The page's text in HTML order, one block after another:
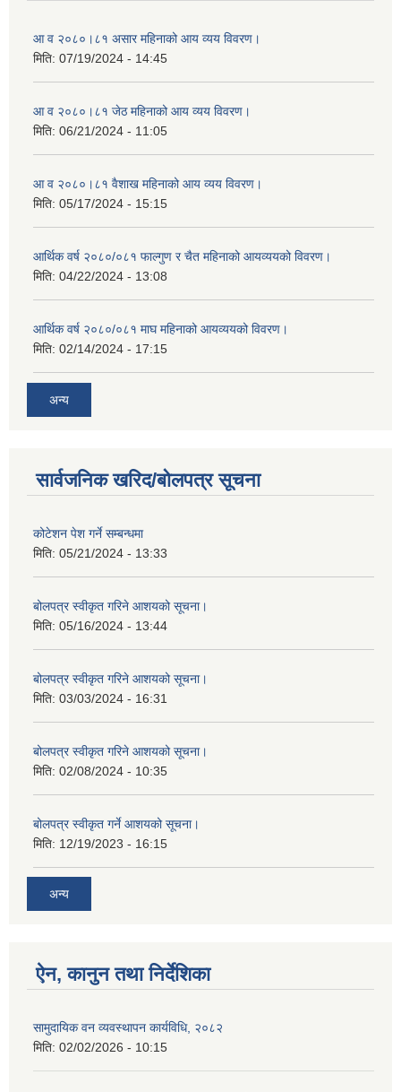
आ व २०८०।८१ असार महिनाको आय व्यय विवरण।
मिति: 07/19/2024 - 14:45
आ व २०८०।८१ जेठ महिनाको आय व्यय विवरण।
मिति: 06/21/2024 - 11:05
आ व २०८०।८१ वैशाख महिनाको आय व्यय विवरण।
मिति: 05/17/2024 - 15:15
आर्थिक वर्ष २०८०/०८१ फाल्गुण र चैत महिनाको आयव्ययको विवरण।
मिति: 04/22/2024 - 13:08
आर्थिक वर्ष २०८०/०८१ माघ महिनाको आयव्ययको विवरण।
मिति: 02/14/2024 - 17:15
अन्य
सार्वजनिक खरिद/बोलपत्र सूचना
कोटेशन पेश गर्ने सम्बन्धमा
मिति: 05/21/2024 - 13:33
बोलपत्र स्वीकृत गरिने आशयको सूचना।
मिति: 05/16/2024 - 13:44
बोलपत्र स्वीकृत गरिने आशयको सूचना।
मिति: 03/03/2024 - 16:31
बोलपत्र स्वीकृत गरिने आशयको सूचना।
मिति: 02/08/2024 - 10:35
बोलपत्र स्वीकृत गर्ने आशयको सूचना।
मिति: 12/19/2023 - 16:15
अन्य
ऐन, कानुन तथा निर्देशिका
सामुदायिक वन व्यवस्थापन कार्यविधि, २०८२
मिति: 02/02/2026 - 10:15